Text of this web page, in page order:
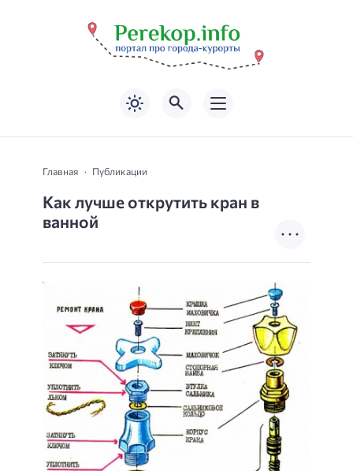
Главная Публикации
Как лучше открутить кран в
ванной